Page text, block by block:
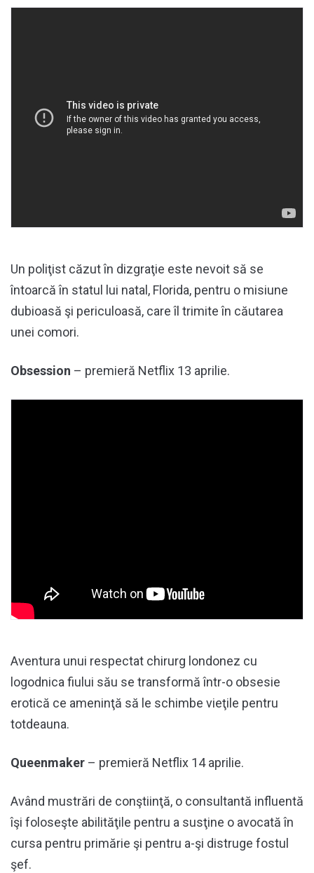
Un poliţist căzut în dizgraţie este nevoit să se
întoarcă în statul lui natal, Florida, pentru o misiune
dubioasă şi periculoasă, care îl trimite în căutarea
unei comori.
Obsession – premieră Netflix 13 aprilie.
Aventura unui respectat chirurg londonez cu
logodnica fiului său se transformă într-o obsesie
erotică ce ameninţă să le schimbe vieţile pentru
totdeauna.
Queenmaker – premieră Netflix 14 aprilie.
Având mustrări de conştiinţă, o consultantă influentă
îşi foloseşte abilităţile pentru a susţine o avocată în
cursa pentru primărie şi pentru a-şi distruge fostul
şef.